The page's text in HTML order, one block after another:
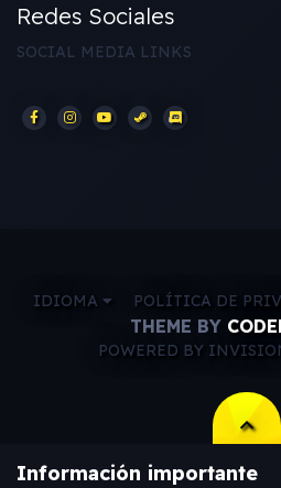
Redes Sociales
SOCIAL MEDIA LINKS
IDIOMA POLÍTICA DE
THEME BY
POWERED BY
Información importante